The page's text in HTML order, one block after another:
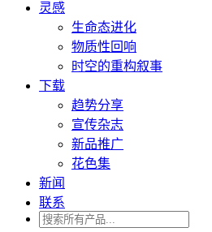
灵感
生命态进化
物质性回响
时空的重构叙事
下载
趋势分享
宣传杂志
新品推广
花色集
新闻
联系